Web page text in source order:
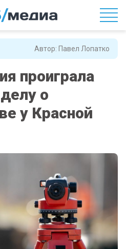
Автор: Павел Лопатко
проиграла
о
у Красной